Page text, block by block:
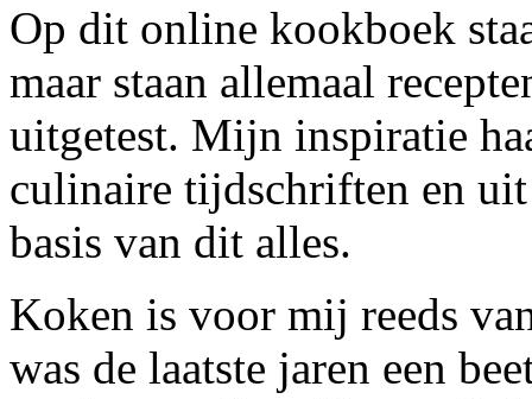
Op dit online kookboek
maar staan allemaal
uitgetest. Mijn inspiratie
culinaire tijdschriften en
basis van dit alles.
Koken is voor mij reeds
was de laatste jaren een